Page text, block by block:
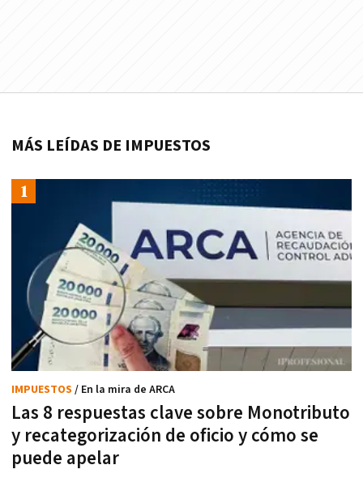
MÁS LEÍDAS DE IMPUESTOS
Las 8 respuestas clave sobre Monotributo
y recategorización de oficio y cómo se
puede apelar
IMPUESTOS / En la mira de ARCA